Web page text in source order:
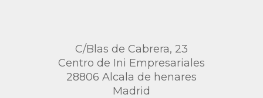
C/Blas de Cabrera, 23
Centro de Ini Empresariales
28806 Alcala de henares
Madrid